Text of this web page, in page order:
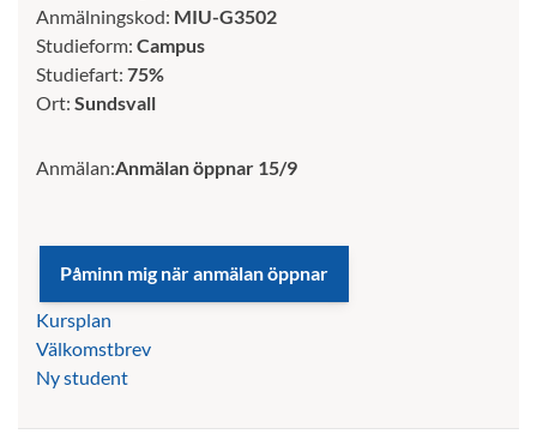
Anmälningskod: MIU-G3502
Studieform: Campus
Studiefart: 75%
Ort: Sundsvall
Anmälan:Anmälan öppnar 15/9
Kursplan
Välkomstbrev
Ny student